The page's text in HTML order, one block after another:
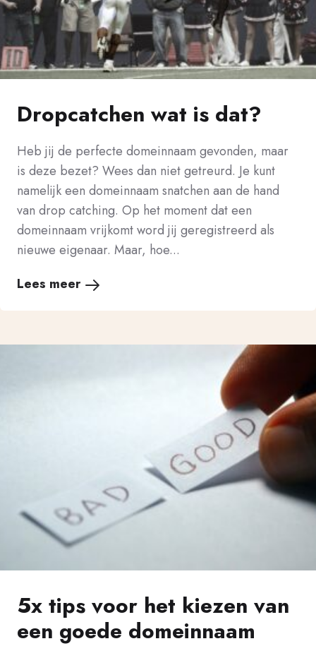
Dropcatchen wat is dat?
Heb jij de perfecte domeinnaam gevonden, maar
is deze bezet? Wees dan niet getreurd. Je kunt
namelijk een domeinnaam snatchen aan de hand
van drop catching. Op het moment dat een
domeinnaam vrijkomt word jij geregistreerd als
nieuwe eigenaar. Maar, hoe...
Lees meer
5x tips voor het kiezen van
een goede domeinnaam